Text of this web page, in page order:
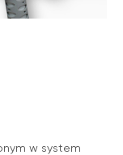
w system